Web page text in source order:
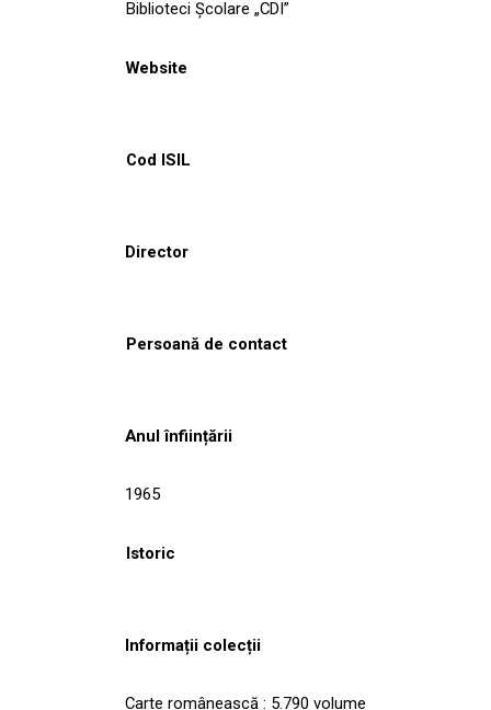
Biblioteci Școlare „CDI”
Website
Cod ISIL
Director
Persoană de contact
Anul înființării
1965
Istoric
Informații colecții
Carte românească : 5.790 volume